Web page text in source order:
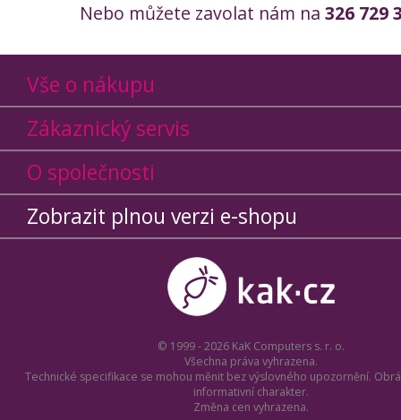
Nebo můžete zavolat nám na 326 729
Vše o nákupu
Zákaznický servis
O společnosti
Zobrazit plnou verzi e-shopu
© 1999 - 2026 KaK Computers s. r. o.
Všechna práva vyhrazena.
Technické specifikace se mohou měnit bez výslovného upozornění.
informativní charakter.
Změna cen vyhrazena.